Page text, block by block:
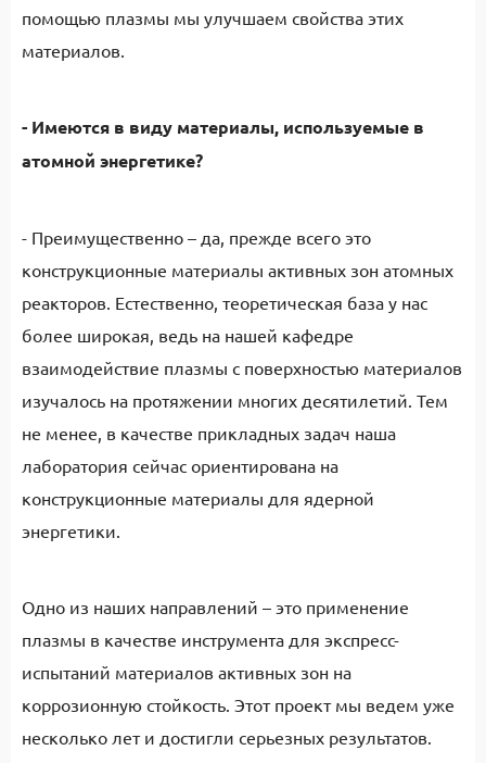
помощью плазмы мы улучшаем свойства этих
материалов.
- Имеются в виду материалы, используемые в
атомной энергетике?
- Преимущественно – да, прежде всего это
конструкционные материалы активных зон атомных
реакторов. Естественно, теоретическая база у нас
более широкая, ведь на нашей кафедре
взаимодействие плазмы с поверхностью материалов
изучалось на протяжении многих десятилетий. Тем
не менее, в качестве прикладных задач наша
лаборатория сейчас ориентирована на
конструкционные материалы для ядерной
энергетики.
Одно из наших направлений – это применение
плазмы в качестве инструмента для экспресс-
испытаний материалов активных зон на
коррозионную стойкость. Этот проект мы ведем уже
несколько лет и достигли серьезных результатов.